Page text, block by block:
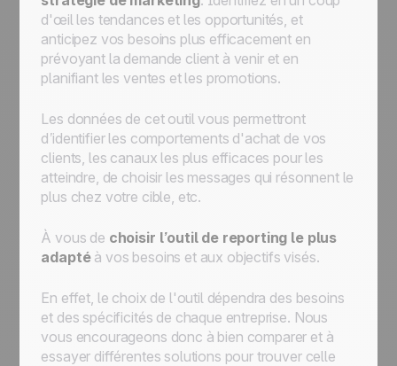
d'œil les tendances et les opportunités, et
anticipez vos besoins plus efficacement en
prévoyant la demande client à venir et en
planifiant les ventes et les promotions.
Les données de cet outil vous permettront
d’identifier les comportements d'achat de vos
clients, les canaux les plus efficaces pour les
atteindre, de choisir les messages qui résonnent le
plus chez votre cible, etc.
À vous de choisir l’outil de reporting le plus
adapté à vos besoins et aux objectifs visés.
En effet, le choix de l'outil dépendra des besoins
et des spécificités de chaque entreprise. Nous
vous encourageons donc à bien comparer et à
essayer différentes solutions pour trouver celle